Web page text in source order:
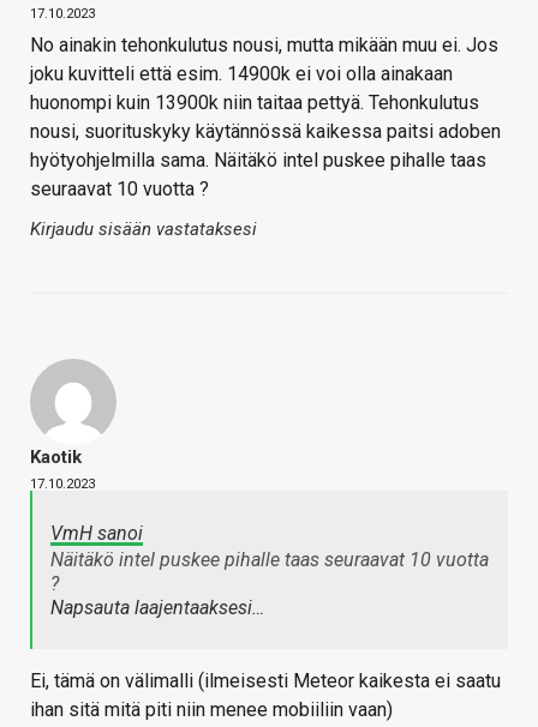
17.10.2023
No ainakin tehonkulutus nousi, mutta mikään muu ei. Jos
joku kuvitteli että esim. 14900k ei voi olla ainakaan
huonompi kuin 13900k niin taitaa pettyä. Tehonkulutus
nousi, suorituskyky käytännössä kaikessa paitsi adoben
hyötyohjelmilla sama. Näitäkö intel puskee pihalle taas
seuraavat 10 vuotta ?
Kirjaudu sisään vastataksesi
Kaotik
17.10.2023
VmH sanoi
Näitäkö intel puskee pihalle taas seuraavat 10 vuotta
?
Napsauta laajentaaksesi…
Ei, tämä on välimalli (ilmeisesti Meteor kaikesta ei saatu
ihan sitä mitä piti niin menee mobiiliin vaan)